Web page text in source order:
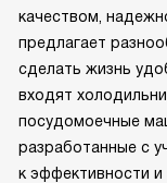
качеством,
предлагает
сделать жизнь
входят
посудомоечные
разработанные с
к эффективности